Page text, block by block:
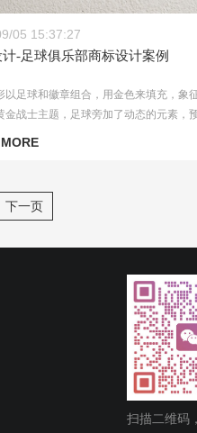
计-足球俱乐部商标设计案例
05 15:37:27
-足球俱乐部商标设计案例
以足球和徽章组合，用金色来填充，象
金战士主题，足球旁加了动态的元素，
下一页
扫描二维码